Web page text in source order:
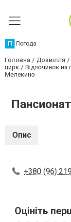
П Погода
Головна Дозвілля
цирк
Відпочинок на
Мелекино
Опис
+380 (96)
Оцініть